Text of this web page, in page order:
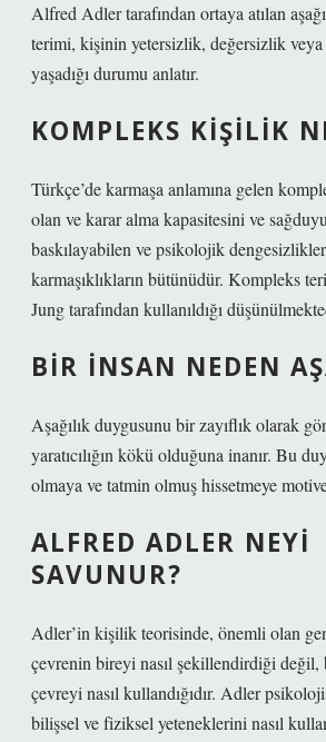
Alfred Adler tarafından ortaya atılan
terimi, kişinin yetersizlik, değersizlik veya
yaşadığı durumu anlatır.
KOMPLEKS KIŞILIK
Türkçe’de karmaşa anlamına gelen
olan ve karar alma kapasitesini ve
baskılayabilen ve psikolojik
karmaşıklıkların bütünüdür. Kompleks
Jung tarafından kullanıldığı
BIR INSAN NEDEN
Aşağılık duygusunu bir zayıflık olarak
yaratıcılığın kökü olduğuna inanır. Bu
olmaya ve tatmin olmuş hissetmeye
ALFRED ADLER NEYI
SAVUNUR?
Adler’in kişilik teorisinde, önemli olan
çevrenin bireyi nasıl şekillendirdiği değil,
çevreyi nasıl kullandığıdır. Adler
bilişsel ve fiziksel yeteneklerini nasıl